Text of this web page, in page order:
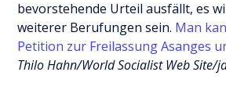
bevorstehende Urteil ausfällt, es
weiterer Berufungen sein. Man
Petition zur Freilassung Asanges
Thilo Hahn/World Socialist Web Site/